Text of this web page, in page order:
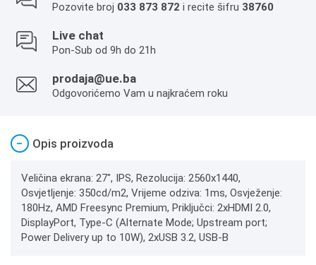
Pozovite broj 033 873 872 i recite šifru 38760
Live chat
Pon-Sub od 9h do 21h
prodaja@ue.ba
Odgovorićemo Vam u najkraćem roku
− Opis proizvoda
Veličina ekrana: 27", IPS, Rezolucija: 2560x1440,
Osvjetljenje: 350cd/m2, Vrijeme odziva: 1ms, Osvježenje:
180Hz, AMD Freesync Premium, Priključci: 2xHDMI 2.0,
DisplayPort, Type-C (Alternate Mode; Upstream port;
Power Delivery up to 10W), 2xUSB 3.2, USB-B